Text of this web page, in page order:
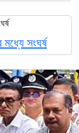
মধ্যে সংঘর্ষ